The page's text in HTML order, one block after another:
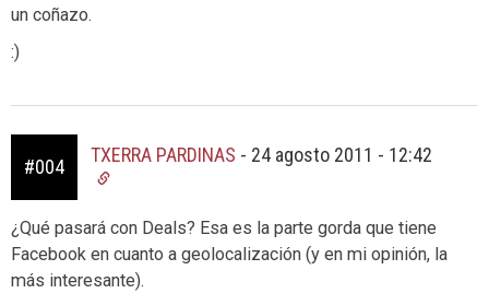
un coñazo.
:)
#004
TXERRA PARDINAS - 24 agosto 2011 - 12:42
¿Qué pasará con Deals? Esa es la parte gorda que tiene
Facebook en cuanto a geolocalización (y en mi opinión, la
más interesante).